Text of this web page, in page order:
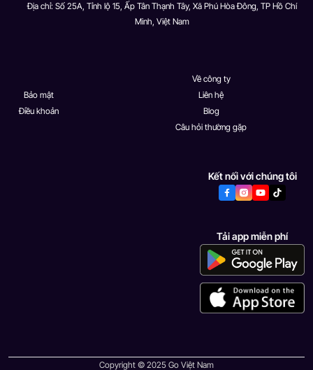
Địa chỉ: Số 25A, Tỉnh lộ 15, Ấp Tân Thạnh Tây, Xã Phú Hòa Đông, TP Hồ Chí
Minh, Việt Nam
Bảo mật
Điều khoản
Về công ty
Liên hệ
Blog
Câu hỏi thường gặp
Kết nối với chúng tôi
Tải app miễn phí
Copyright © 2025 Go Việt Nam